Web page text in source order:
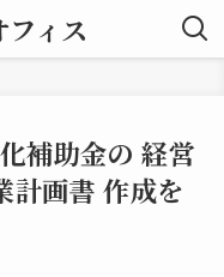
ィス
補助金の 経営
計画書 作成を